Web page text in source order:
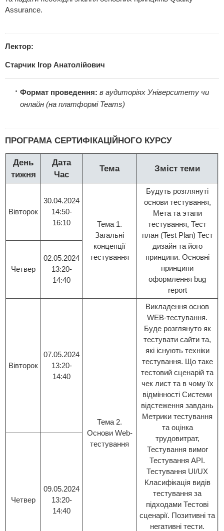
Assurance.
Лектор:
Старчик Ігор Анатолійович
Формат проведення: в аудиторіях Університету чи
онлайн (на платформі Teams)
ПРОГРАМА СЕРТИФІКАЦІЙНОГО КУРСУ
День
тижня
Дата
Час
Тема Зміст теми
Вівторок
30.04.2024
14:50-
16:10
Тема 1.
Загальні
концепції
тестування
Будуть розглянуті
основи тестування,
Мета та этапи
тестування, Тест
план (Test Plan) Тест
дизайн та його
принципи. Основні
принципи
оформлення bug
report
Четвер
02.05.2024
13:20-
14:40
Вівторок
07.05.2024
13:20-
14:40
Тема 2.
Основи Web-
тестування
Викладення основ
WEB-тестування.
Буде розглянуто як
тестувати сайти та,
які існують техніки
тестування. Що таке
тестовий сценарій та
чек лист та в чому їх
відмінності Системи
відстеження завдань
Метрики тестування
та оцінка
трудовитрат,
Тестування вимог
Тестування API.
Тестування UI/UX
Класифікація видів
тестування за
підходами Тестові
сценарії. Позитивні та
негативні тести.
Четвер
09.05.2024
13:20-
14:40